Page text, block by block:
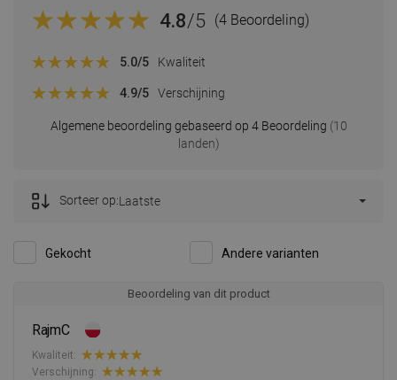
4.8/5 (4 Beoordeling)
Algemene beoordeling gebaseerd op 4 Beoordeling (10
landen)
5.0/5 Kwaliteit
4.9/5 Verschijning
Gekocht Andere varianten
Sorteer op:Laatste
Beoordeling van dit product
RajmC
Kwaliteit:
Verschijning: